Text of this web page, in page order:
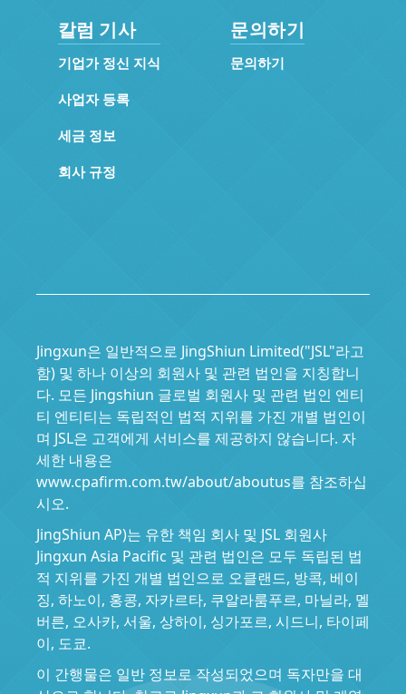
칼럼 기사
기업가 정신 지식
사업자 등록
세금 정보
회사 규정
문의하기
문의하기
Jingxun은 일반적으로 JingShiun Limited("JSL"라고
함) 및 하나 이상의 회원사 및 관련 법인을 지칭합니
다. 모든 Jingshiun 글로벌 회원사 및 관련 법인 엔티
티 엔티티는 독립적인 법적 지위를 가진 개별 법인이
며 JSL은 고객에게 서비스를 제공하지 않습니다. 자
세한 내용은
www.cpafirm.com.tw/about/aboutus를 참조하십
시오.
JingShiun AP)는 유한 책임 회사 및 JSL 회원사
Jingxun Asia Pacific 및 관련 법인은 모두 독립된 법
적 지위를 가진 개별 법인으로 오클랜드, 방콕, 베이
징, 하노이, 홍콩, 자카르타, 쿠알라룸푸르, 마닐라, 멜
버른, 오사카, 서울, 상하이, 싱가포르, 시드니, 타이페
이, 도쿄.
이 간행물은 일반 정보로 작성되었으며 독자만을 대